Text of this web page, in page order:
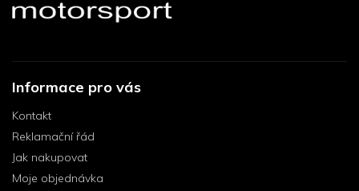
Informace pro vás
Kontakt
Reklamační řád
Jak nakupovat
Moje objednávka